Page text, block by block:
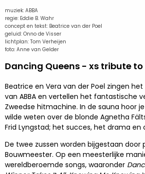
muziek: ABBA
regie: Eddie B. Wahr
concept en tekst: Beatrice van der Poel
geluid: Onno de Visser
lichtplan: Tom Verheijen
foto: Anne van Gelder
Dancing Queens - xs tribute to
Beatrice en Vera van der Poel zingen
van ABBA en vertellen het fantastische
Zweedse hitmachine. In de sauna hoor
wilde weten over de blonde Agnetha
Frid Lyngstad; het succes, het drama en
De twee zussen worden bijgestaan door
Bouwmeester. Op een meesterlijke
wereldberoemde songs, waaronder